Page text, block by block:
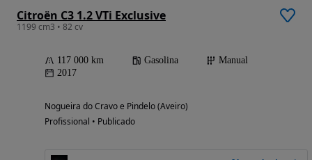
Citroën C3 1.2 VTi Exclusive
1199 cm3 • 82 cv
117 000 km Gasolina
Manual
2017
Nogueira do Cravo e Pindelo (Aveiro)
Profissional • Publicado